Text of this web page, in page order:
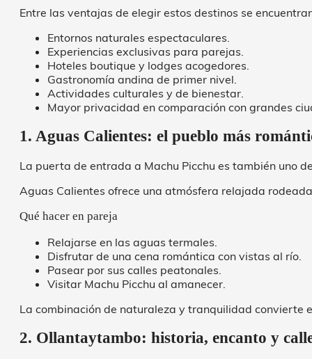
Entre las ventajas de elegir estos destinos se
Entornos naturales espectaculares.
Experiencias exclusivas para parejas.
Hoteles boutique y lodges acogedores.
Gastronomía andina de primer nivel.
Actividades culturales y de bienestar.
Mayor privacidad en comparación con grandes
1. Aguas Calientes: el pueblo más
La puerta de entrada a Machu Picchu es también uno
Aguas Calientes ofrece una atmósfera relajada
Qué hacer en pareja
Relajarse en las aguas termales.
Disfrutar de una cena romántica con vistas al río.
Pasear por sus calles peatonales.
Visitar Machu Picchu al amanecer.
La combinación de naturaleza y tranquilidad convierte
2. Ollantaytambo: historia, encanto y